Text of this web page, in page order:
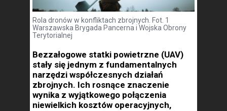
Rola dronów w konfliktach zbrojnych. Fot. 1
Warszawska Brygada Pancerna i Wojska Obrony
Terytorialnej
Bezzałogowe statki powietrzne (UAV)
stały się jednym z fundamentalnych
narzędzi współczesnych działań
zbrojnych. Ich rosnące znaczenie
wynika z wyjątkowego połączenia
niewielkich kosztów operacyjnych,